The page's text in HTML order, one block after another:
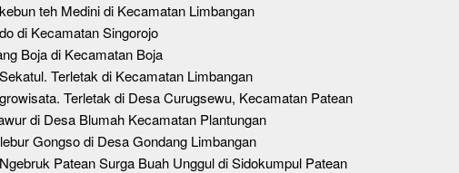
teh Medini di Kecamatan Limbangan
di Kecamatan Singorojo
Boja di Kecamatan Boja
Terletak di Kecamatan Limbangan
Terletak di Desa Curugsewu, Kecamatan Patean
di Desa Blumah Kecamatan Plantungan
Gongso di Desa Gondang Limbangan
Patean Surga Buah Unggul di Sidokumpul Patean